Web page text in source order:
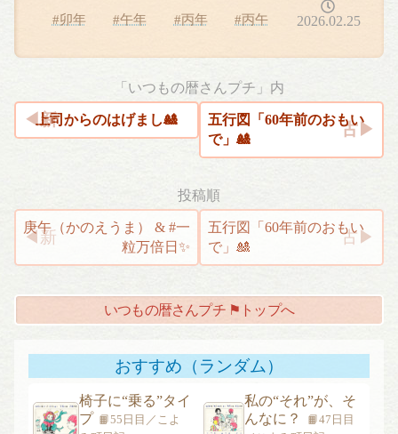
#卯年
#午年 #丙年 #丙午 2026.02.25
「いつもの暦さんプチ」内
上司からのはげまし🎎
五行図「60年前のおもい
で」🎎
投稿順
投
稿
ビ
ョ
ン
五行図「60年前のおもい
で」🎎
庚午（かのえうま） & #一
粒万倍日✨
いつもの暦さんプチ ⚑トップへ
おすすめ（ランダム）
椅子に“乗る”タイ
プ 📙55日目／こよ
私の“それ”が、そ
んなに？
📙47日目